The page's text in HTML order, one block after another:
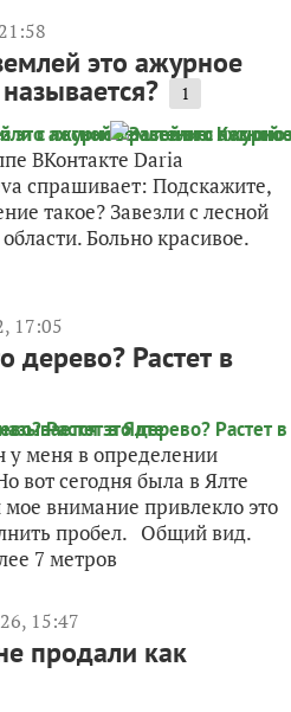
это ажурное
1
ВКонтакте Daria
спрашивает: Подскажите,
такое? Завезли с лесной
Больно красивое.
17:05
дерево? Растет в
меня в определении
сегодня была в Ялте
внимание привлекло это
пробел. Общий вид.
7 метров
15:47
продали как